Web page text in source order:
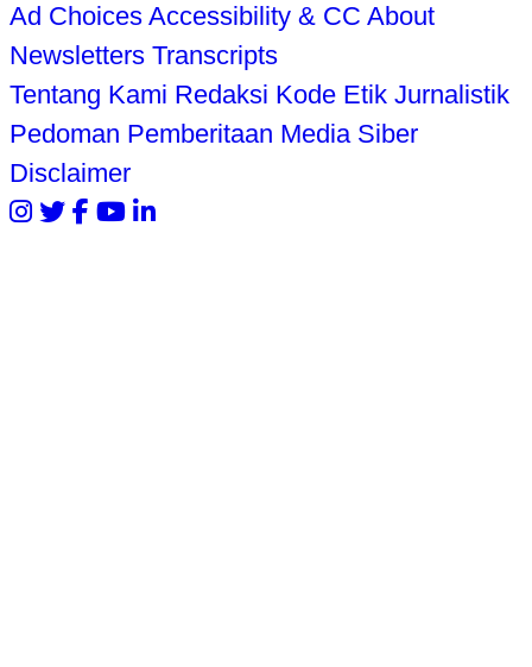
Ad Choices Accessibility & CC About
Newsletters Transcripts
Tentang Kami Redaksi Kode Etik Jurnalistik
Pedoman Pemberitaan Media Siber
Disclaimer